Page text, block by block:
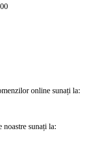
online sunați la:
noastre sunați la: